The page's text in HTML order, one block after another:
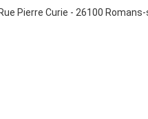
Pierre Curie - 26100